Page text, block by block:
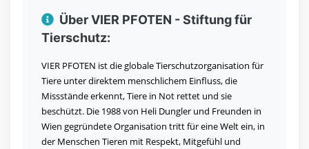
Über VIER PFOTEN - Stiftung für
Tierschutz:
VIER PFOTEN ist die globale Tierschutzorganisation für
Tiere unter direktem menschlichem Einfluss, die
Missstände erkennt, Tiere in Not rettet und sie
beschützt. Die 1988 von Heli Dungler und Freunden in
Wien gegründete Organisation tritt für eine Welt ein, in
der Menschen Tieren mit Respekt, Mitgefühl und